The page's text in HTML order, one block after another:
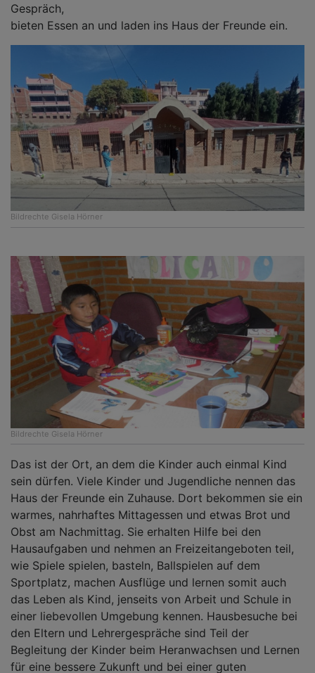
Bildrechte Gisela Hörner
Gespräch,
bieten Essen an und laden ins Haus der Freunde ein.
Bildrechte Gisela Hörner
Das ist der Ort, an dem die Kinder auch einmal Kind
sein dürfen. Viele Kinder und Jugendliche nennen das
Haus der Freunde ein Zuhause. Dort bekommen sie ein
warmes, nahrhaftes Mittagessen und etwas Brot und
Obst am Nachmittag. Sie erhalten Hilfe bei den
Hausaufgaben und nehmen an Freizeitangeboten teil,
wie Spiele spielen, basteln, Ballspielen auf dem
Sportplatz, machen Ausflüge und lernen somit auch
das Leben als Kind, jenseits von Arbeit und Schule in
einer liebevollen Umgebung kennen. Hausbesuche bei
den Eltern und Lehrergespräche sind Teil der
Begleitung der Kinder beim Heranwachsen und Lernen
für eine bessere Zukunft und bei einer guten